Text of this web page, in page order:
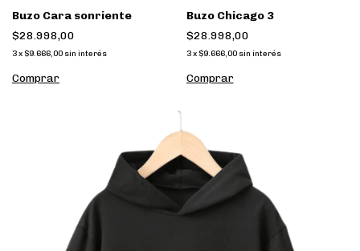
Buzo Cara sonriente
$28.998,00
3x $9.666,00 sin interés
Comprar
Buzo Chicago 3
$28.998,00
3 x $9.666,00 sin interés
Comprar